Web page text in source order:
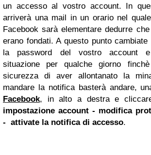
un accesso al vostro account. In
arriverà una mail in un orario nel
Facebook sarà elementare dedurre
erano fondati. A questo punto cambiate
la password del vostro account
situazione per qualche giorno
sicurezza di aver allontanato la
mandare la notifica basterà andare,
Facebook, in alto a destra e
impostazione account - modifica
- attivate la notifica di accesso.